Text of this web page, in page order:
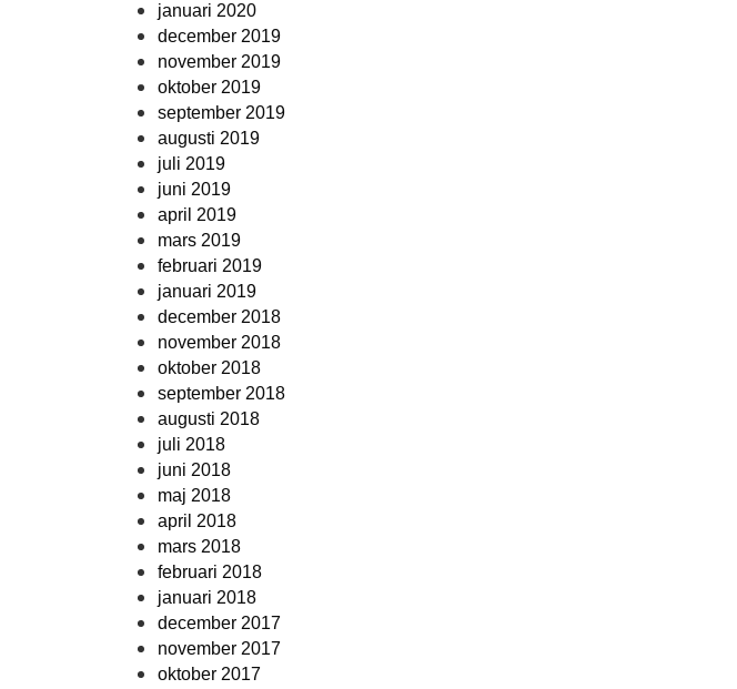
januari 2020
december 2019
november 2019
oktober 2019
september 2019
augusti 2019
juli 2019
juni 2019
april 2019
mars 2019
februari 2019
januari 2019
december 2018
november 2018
oktober 2018
september 2018
augusti 2018
juli 2018
juni 2018
maj 2018
april 2018
mars 2018
februari 2018
januari 2018
december 2017
november 2017
oktober 2017